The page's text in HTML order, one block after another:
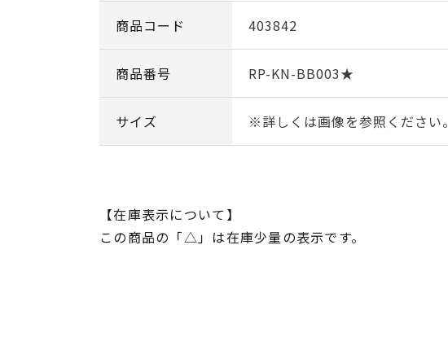
商品コード 403842
商品番号 RP-KN-BB003★
サイズ ※詳しくは画像を参照ください。
【在庫表示について】
この商品の「△」は在庫少量の表示です。